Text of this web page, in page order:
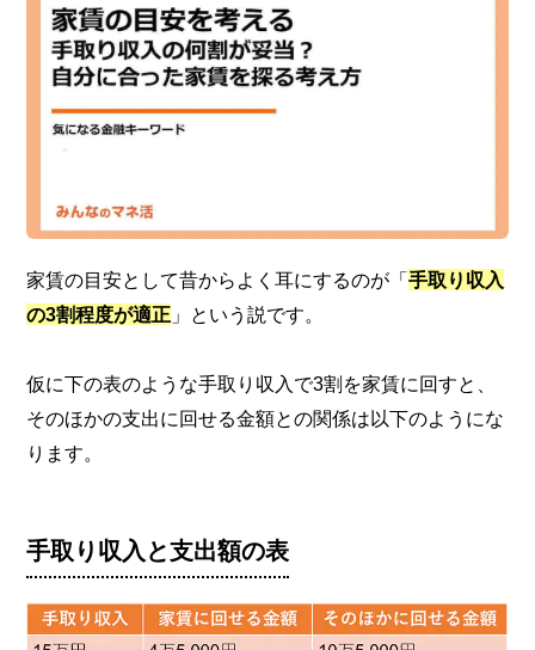
家賃の目安として昔からよく耳にするのが「手取り収入
の3割程度が適正 」という説です。
仮に下の表のような手取り収入で3割を家賃に回すと、
そのほかの支出に回せる金額との関係は以下のようにな
ります。
手取り収入と支出額の表